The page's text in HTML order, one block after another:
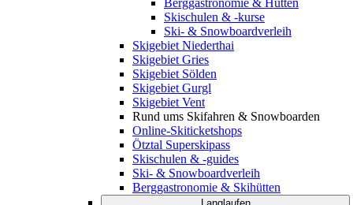
Berggastronomie & Hütten
Skischulen & -kurse
Ski- & Snowboardverleih
Skigebiet Niederthai
Skigebiet Gries
Skigebiet Sölden
Skigebiet Gurgl
Skigebiet Vent
Rund ums Skifahren & Snowboarden
Online-Skiticketshops
Ötztal Superskipass
Skischulen & -guides
Ski- & Snowboardverleih
Berggastronomie & Skihütten